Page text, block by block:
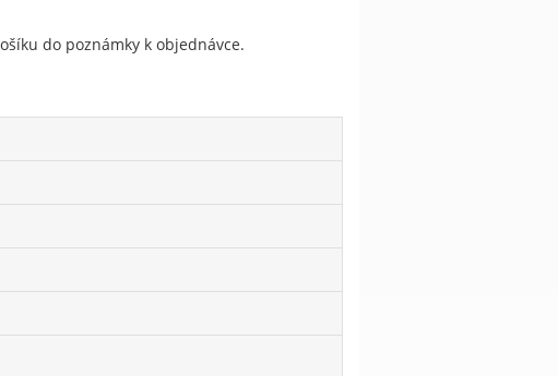
do poznámky k objednávce.